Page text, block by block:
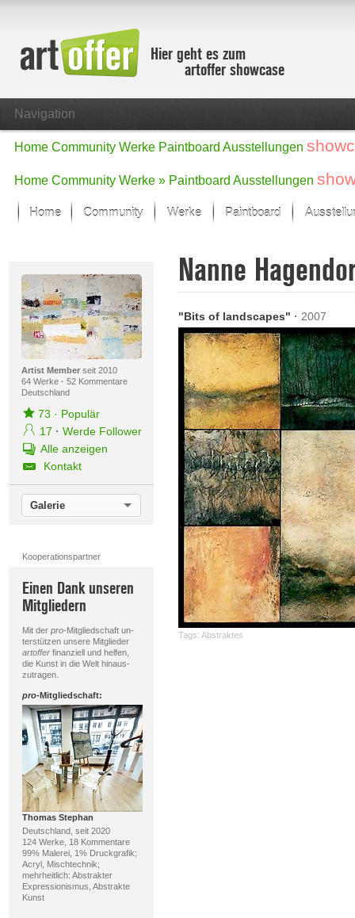
Hier geht es zum
artoffer showcase
Navigation
Home Community Werke Paintboard Ausstellungen
Home Community Werke » Paintboard Ausstellungen
Home Community Werke
Der letzte Monat im Fokus
Alle Fokus-Werke
Fokus-Werke
Neue Werke – Auswahl
Alle neuen Werke
Paintboard
Artist Memberseit 2010
64 Werke · 52 Kommentare
Deutschland
73 · Populär
17 · Werde Follower
Alle anzeigen
Kontakt
Galerie
Kooperationspartner
Einen Dank unseren
Mitgliedern
Mit der pro-Mitgliedschaft un-
terstützen unsere Mitglieder
artofferfinanziell und helfen,
die Kunst in die Welt hinaus-
zutragen.
pro-Mitgliedschaft:
Thomas Stephan
Deutschland, seit 2020
124 Werke, 18 Kommentare
99% Malerei, 1% Druckgrafik;
Acryl, Mischtechnik;
mehrheitlich: Abstrakter
Expressionismus, Abstrakte
Kunst
Nanne
"Bits of landscapes" · 2007
Tags: Abstraktes